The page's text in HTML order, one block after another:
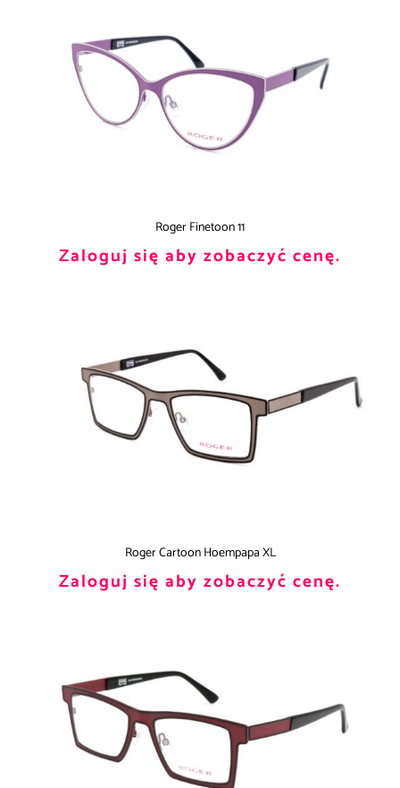
Roger Finetoon 11
Zaloguj się aby zobaczyć cenę.
Roger Cartoon Hoempapa XL
Zaloguj się aby zobaczyć cenę.